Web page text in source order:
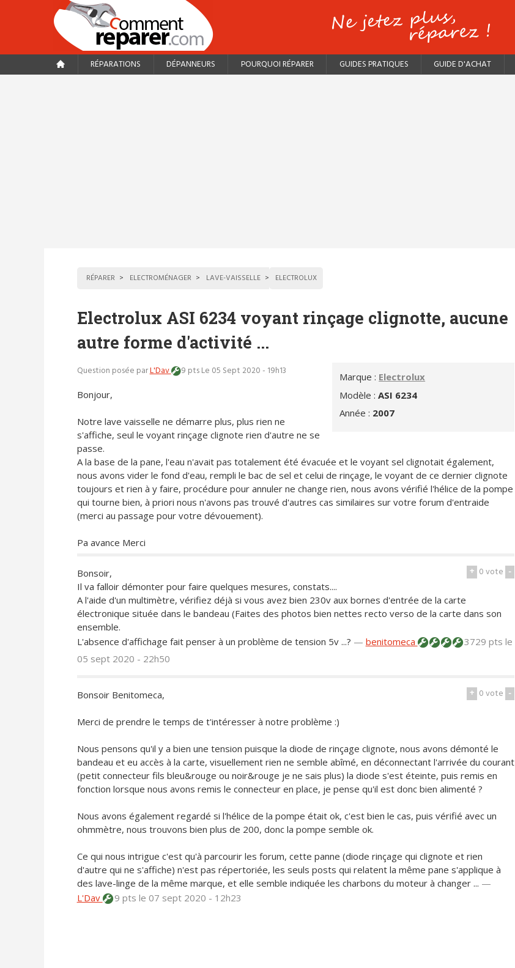
RÉPARATIONS DÉPANNEURS POURQUOI RÉPARER GUIDES PRATIQUES GUIDE D'ACHAT
RÉPARER ELECTROMÉNAGER LAVE-VAISSELLE ELECTROLUX
Electrolux ASI 6234 voyant rinçage clignotte, aucune
autre forme d'activité ...
Marque : Electrolux
Modèle :ASI 6234
Année : 2007
Question posée parL'Dav 9 ptsLe 05 Sept 2020 - 19h13
Bonjour,
Notre lave vaisselle ne démarre plus, plus rien ne
s'affiche, seul le voyant rinçage clignote rien d'autre ne se
passe.
A la base de la pane, l'eau n'avait pas totalement été évacuée et le voyant sel clignotait également,
nous avons vider le fond d'eau, rempli le bac de sel et celui de rinçage, le voyant de ce dernier clignote
toujours et rien à y faire, procédure pour annuler ne change rien, nous avons vérifié l'hélice de la pompe
qui tourne bien, à priori nous n'avons pas trouvé d'autres cas similaires sur votre forum d'entraide
(merci au passage pour votre dévouement).
Pa avance Merci
+ 0vote -
Bonsoir,
Il va falloir démonter pour faire quelques mesures, constats....
A l'aide d'un multimètre, vérifiez déjà si vous avez bien 230v aux bornes d'entrée de la carte
électronique située dans le bandeau (Faites des photos bien nettes recto verso de la carte dans son
ensemble.
L'absence d'affichage fait penser à un problème de tension 5v ...? — benitomeca 3729 pts le
05 sept 2020 - 22h50
+ 0vote -
Bonsoir Benitomeca,
Merci de prendre le temps de t'intéresser à notre problème :)
Nous pensons qu'il y a bien une tension puisque la diode de rinçage clignote, nous avons démonté le
bandeau et eu accès à la carte, visuellement rien ne semble abîmé, en déconnectant l'arrivée du courant
(petit connecteur fils bleu&rouge ou noir&rouge je ne sais plus) la diode s'est éteinte, puis remis en
fonction lorsque nous avons remis le connecteur en place, je pense qu'il est donc bien alimenté ?
Nous avons également regardé si l'hélice de la pompe était ok, c'est bien le cas, puis vérifié avec un
ohmmètre, nous trouvons bien plus de 200, donc la pompe semble ok.
Ce qui nous intrigue c'est qu'à parcourir les forum, cette panne (diode rinçage qui clignote et rien
d'autre qui ne s'affiche) n'est pas répertoriée, les seuls posts qui relatent la même pane s'applique à
des lave-linge de la même marque, et elle semble indiquée les charbons du moteur à changer ... —
L'Dav
9 pts le 07 sept 2020 - 12h23